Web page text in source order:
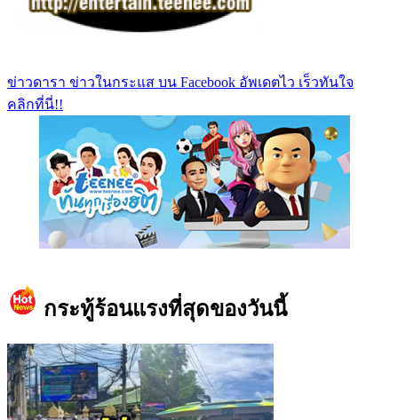
ข่าวดารา ข่าวในกระแส บน Facebook อัพเดตไว เร็วทันใจ
คลิกที่นี่!!
กระทู้ร้อนแรงที่สุดของวันนี้